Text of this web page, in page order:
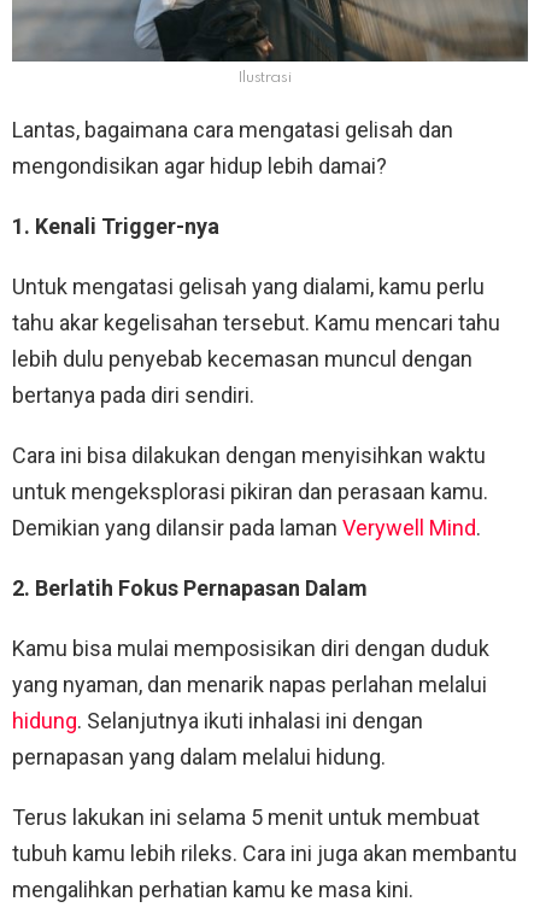
Ilustrasi
Lantas, bagaimana cara mengatasi gelisah dan
mengondisikan agar hidup lebih damai?
1. Kenali Trigger-nya
Untuk mengatasi gelisah yang dialami, kamu perlu
tahu akar kegelisahan tersebut. Kamu mencari tahu
lebih dulu penyebab kecemasan muncul dengan
bertanya pada diri sendiri.
Cara ini bisa dilakukan dengan menyisihkan waktu
untuk mengeksplorasi pikiran dan perasaan kamu.
Demikian yang dilansir pada laman Verywell Mind.
2. Berlatih Fokus Pernapasan Dalam
Kamu bisa mulai memposisikan diri dengan duduk
yang nyaman, dan menarik napas perlahan melalui
hidung. Selanjutnya ikuti inhalasi ini dengan
pernapasan yang dalam melalui hidung.
Terus lakukan ini selama 5 menit untuk membuat
tubuh kamu lebih rileks. Cara ini juga akan membantu
mengalihkan perhatian kamu ke masa kini.